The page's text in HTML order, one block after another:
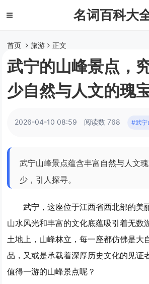
名词百科大
首页 旅游 正文
武宁的山峰景点，
少自然与人文的瑰
2026-04-10 08:59 阅读数 768 #武宁
武宁山峰景点蕴含丰富自然与人文
少，引人探寻。
武宁，这座位于江西省西北部的美
山水风光和丰富的文化底蕴吸引着无数
土地上，山峰林立，每一座都仿佛是大
品，又或是承载着深厚历史文化的见证
值得一游的山峰景点呢？